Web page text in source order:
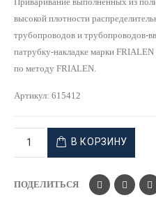
высокой плотности
трубопроводов и трубопроводов-
патрубку-накладке марки FRIALEN
по методу FRIALEN.
Артикул: 615412
В КОРЗИНУ
ПОДЕЛИТЬСЯ